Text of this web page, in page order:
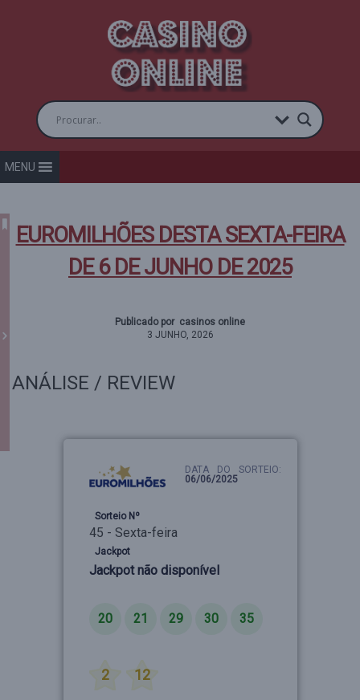
MENU
EUROMILHÕES DESTA SEXTA-FEIRA
DE 6 DE JUNHO DE 2025
Publicado por casinos online
3 JUNHO, 2026
ANÁLISE / REVIEW
DATA DO SORTEIO:
06/06/2025
Sorteio Nº
45 - Sexta-feira
Jackpot
Jackpot não disponível
20 21 29 30 35
2 12